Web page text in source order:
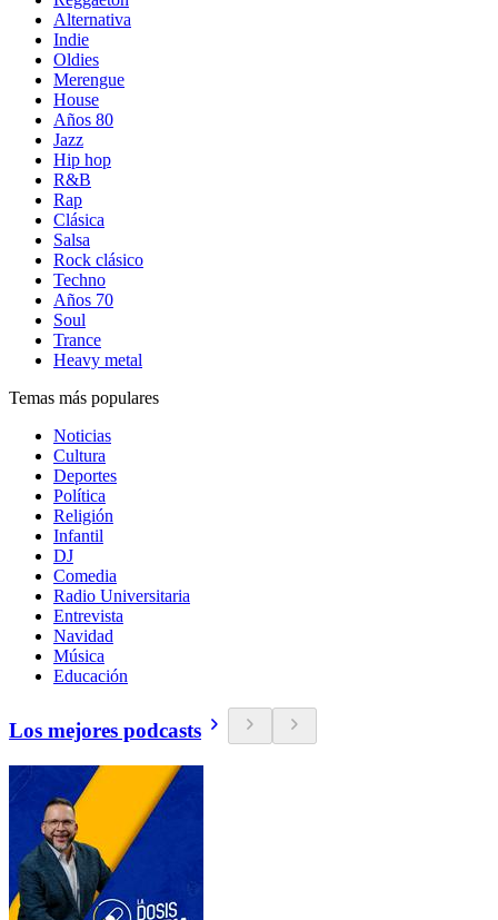
Alternativa
Indie
Oldies
Merengue
House
Años 80
Jazz
Hip hop
R&B
Rap
Clásica
Salsa
Rock clásico
Techno
Años 70
Soul
Trance
Heavy metal
Temas más populares
Noticias
Cultura
Deportes
Política
Religión
Infantil
DJ
Comedia
Radio Universitaria
Entrevista
Navidad
Música
Educación
Los mejores podcasts